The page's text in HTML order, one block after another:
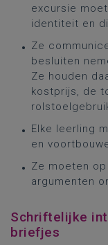
excursie
identiteit en
Ze
besluiten
Ze houden
kostprijs, de
Elke leerling
en
Ze moeten
argumenten
Schriftelijke
briefjes